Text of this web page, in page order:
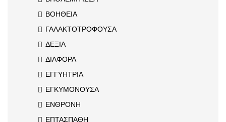
ΒΟΗΘΕΙΑ
ΓΑΛΑΚΤΟΤΡΟΦΟΥΣΑ
ΔΕΞΙΑ
ΔΙΑΦΟΡΑ
ΕΓΓΥΗΤΡΙΑ
ΕΓΚΥΜΟΝΟΥΣΑ
ΕΝΘΡΟΝΗ
ΕΠΤΑΣΠΑΘΗ